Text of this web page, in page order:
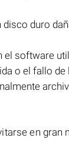
duro
software
o el fallo
en gran